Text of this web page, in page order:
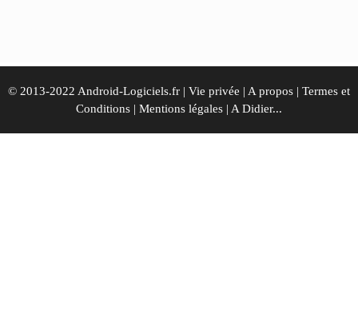
© 2013-2022 Android-Logiciels.fr | Vie privée | A propos | Termes et
Conditions | Mentions légales | A Didier...